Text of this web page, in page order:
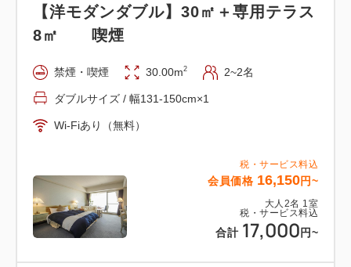
税・サービス料込
26,600 円~
大人2 名 1
税・サービス料込
28,000
【オーシャンスイート】55㎡＋専用テ
税・サービス料込
会員価格 16,150円~
大人 2名 1室
税・サービス料込
合計 17,000 円~
【洋モダンダブル】30㎡＋専用テラス
8㎡ 喫煙
禁煙・喫煙 30.00m2 2~2名
ダブルサイズ / 幅131-150cm×1
Wi-Fiあり（無料）